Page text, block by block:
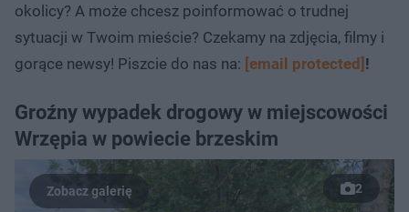
okolicy? A może chcesz poinformować o trudnej
sytuacji w Twoim mieście? Czekamy na zdjęcia, filmy i
gorące newsy! Piszcie do nas na: [email protected] !
Groźny wypadek drogowy w miejscowości
Wrzępia w powiecie brzeskim
2